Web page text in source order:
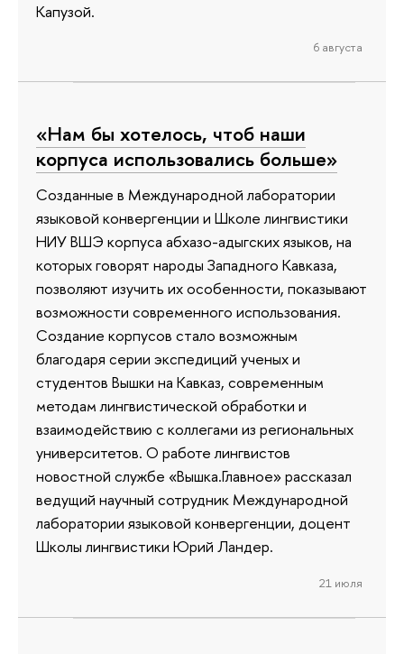
Капузой.
6 августа
«Нам бы хотелось, чтоб наши
корпуса использовались больше»
Созданные в Международной лаборатории
языковой конвергенции и Школе лингвистики
НИУ ВШЭ корпуса абхазо-адыгских языков, на
которых говорят народы Западного Кавказа,
позволяют изучить их особенности, показывают
возможности современного использования.
Создание корпусов стало возможным
благодаря серии экспедиций ученых и
студентов Вышки на Кавказ, современным
методам лингвистической обработки и
взаимодействию с коллегами из региональных
университетов. О работе лингвистов
новостной службе «Вышка.Главное» рассказал
ведущий научный сотрудник Международной
лаборатории языковой конвергенции, доцент
Школы лингвистики Юрий Ландер.
21 июля